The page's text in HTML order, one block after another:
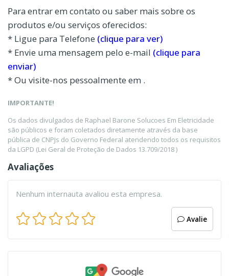
Para entrar em contato ou saber mais sobre os
produtos e/ou serviços oferecidos:
* Ligue para Telefone (clique para ver)
* Envie uma mensagem pelo e-mail (clique para
enviar)
* Ou visite-nos pessoalmente em .
IMPORTANTE!
Os dados divulgados de Raphael Barone Solucoes Em Eletricidade
são públicos e foram coletados diretamente através da base
pública de CNPJs do Governo Federal atendendo todos os requisitos
da LGPD (Lei Geral de Proteção de Dados 13.709/2018 )
Avaliações
Nenhum internauta avaliou esta empresa.
Avalie